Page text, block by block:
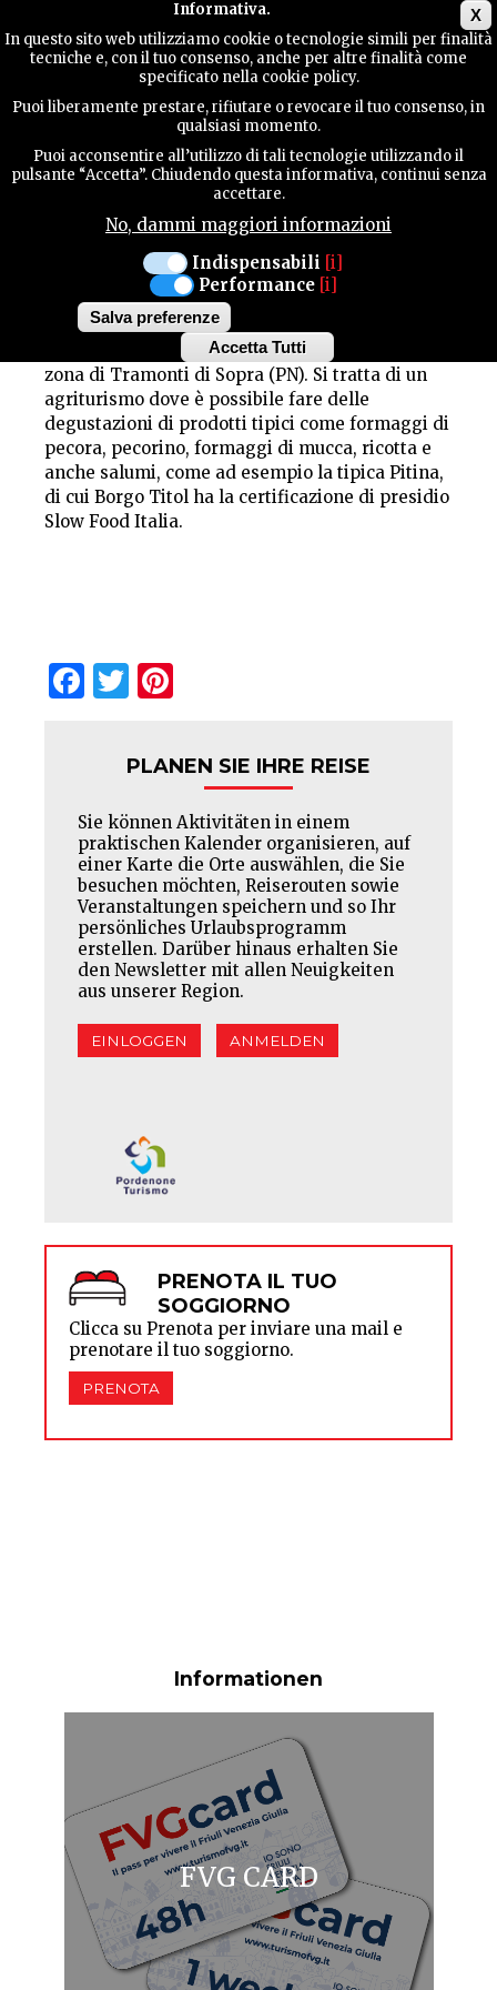
X
Informativa.
In questo sito web utilizziamo cookie o tecnologie simili per finalità
tecniche e, con il tuo consenso, anche per altre finalità come
specificato nella cookie policy.
Puoi liberamente prestare, rifiutare o revocare il tuo consenso, in
qualsiasi momento.
Puoi acconsentire all’utilizzo di tali tecnologie utilizzando il
pulsante “Accetta”. Chiudendo questa informativa, continui senza
accettare.
No, dammi maggiori informazioni
Indispensabili [i]
Performance [i]
Salva preferenze
Accetta Tutti
Withdraw
consent
TERRITORIUM
KONTAKTE
AGRITURISMO BORGO
TITOL
Agriturismo Borgo Titol si trova nella splendida
zona di Tramonti di Sopra (PN). Si tratta di un
agriturismo dove è possibile fare delle
degustazioni di prodotti tipici come formaggi di
pecora, pecorino, formaggi di mucca, ricotta e
anche salumi, come ad esempio la tipica Pitina,
di cui Borgo Titol ha la certificazione di presidio
Slow Food Italia.
Facebook
Twitter
PLANEN SIE IHRE REISE
Sie können Aktivitäten in einem
praktischen Kalender organisieren, auf
einer Karte die Orte auswählen, die Sie
besuchen möchten, Reiserouten sowie
Veranstaltungen speichern und so Ihr
persönliches Urlaubsprogramm
erstellen. Darüber hinaus erhalten Sie
den Newsletter mit allen Neuigkeiten
aus unserer Region.
EINLOGGEN ANMELDEN
PRENOTA IL TUO
SOGGIORNO
Clicca su Prenota per inviare una mail e
prenotare il tuo soggiorno.
PRENOTA
Informationen
FVG CARD